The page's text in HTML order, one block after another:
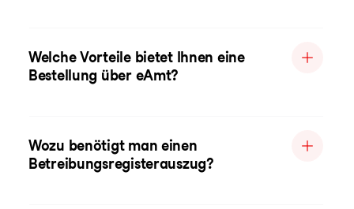
Welche Vorteile bietet Ihnen eine
Bestellung über eAmt?
Wozu benötigt man einen
Betreibungsregisterauszug?